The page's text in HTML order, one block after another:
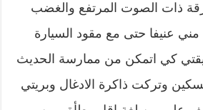
ذات الصوت المرتفع والغضب
مني عنيفا حتى مع مقود السيارة
كي اتمكن من ممارسة الحديث
وتركت ذاكرة الادغال وبريتي